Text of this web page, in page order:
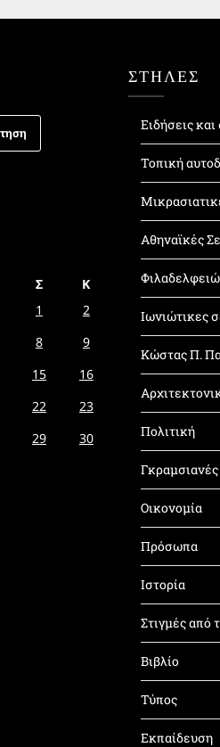
Σ
Κ
1
2
8
9
15
16
22
23
29
30
ΣΤΗΛΕΣ
Ειδήσεις και
Τοπική
Αθηναϊκές
Ιωνιώτικες
Κώστας Π.
Πολιτική
Οικονομία
Πρόσωπα
Ιστορία
Στιγμές από
Βιβλίο
Τύπος
Εκπαίδευση